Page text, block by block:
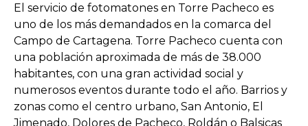
El servicio de fotomatones en Torre Pacheco es
uno de los más demandados en la comarca del
Campo de Cartagena. Torre Pacheco cuenta con
una población aproximada de más de 38.000
habitantes, con una gran actividad social y
numerosos eventos durante todo el año. Barrios y
zonas como el centro urbano, San Antonio, El
Jimenado, Dolores de Pacheco, Roldán o Balsicas